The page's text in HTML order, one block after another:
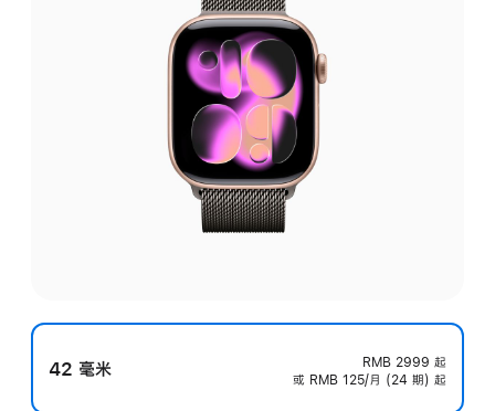
42 毫米 RMB 2999 起
或 RMB 125/月 (24 期) 起